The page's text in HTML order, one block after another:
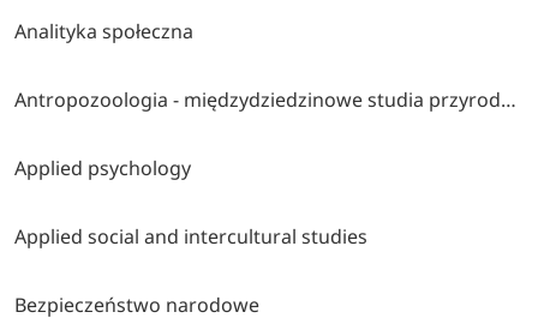
Analityka społeczna
Antropozoologia - międzydziedzinowe studia przyrodniczo-społeczno-humanistyczne
Applied psychology
Applied social and intercultural studies
Bezpieczeństwo narodowe